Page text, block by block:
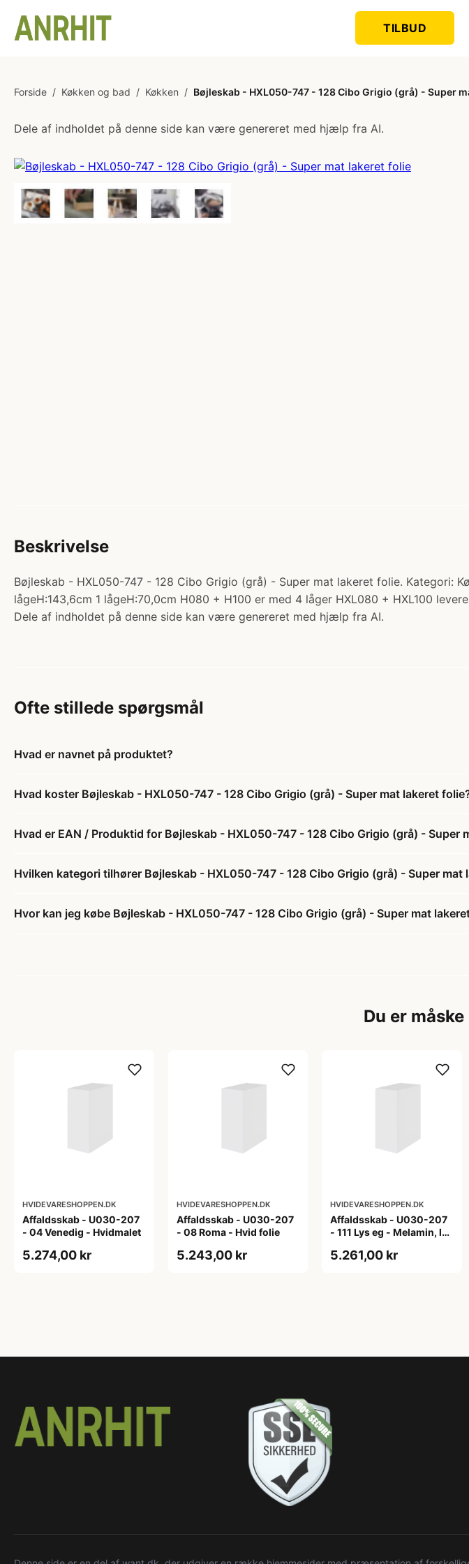
TILBUD
Forside / Køkken og bad / Køkken / Bøjleskab - HXL050-747 - 128 Cibo Grigio (grå) - Super
Dele af indholdet på denne side kan være genereret med hjælp fra AI.
Beskrivelse
Bøjleskab - HXL050-747 - 128 Cibo Grigio (grå) - Super mat lakeret folie. Kategori:
lågeH:143,6cm 1 lågeH:70,0cm H080 + H100 er med 4 låger HXL080 + HXL100
Dele af indholdet på denne side kan være genereret med hjælp fra AI.
Ofte stillede spørgsmål
Hvad er navnet på produktet?
Hvad koster Bøjleskab - HXL050-747 - 128 Cibo Grigio (grå) - Super mat lakeret
Hvad er EAN / Produktid for Bøjleskab - HXL050-747 - 128 Cibo Grigio (grå) - Super
Hvilken kategori tilhører Bøjleskab - HXL050-747 - 128 Cibo Grigio (grå) - Super mat
Hvor kan jeg købe Bøjleskab - HXL050-747 - 128 Cibo Grigio (grå) - Super mat
Du er
HVIDEVARESHOPPEN.DK
Affaldsskab - U030-207
- 04 Venedig - Hvidmalet
5.274,00 kr
HVIDEVARESHOPPEN.DK
Affaldsskab - U030-207
- 08 Roma - Hvid folie
5.243,00 kr
HVIDEVARESHOPPEN.DK
Affaldsskab - U030-207
- 111 Lys eg - Melamin, lys
5.261,00 kr